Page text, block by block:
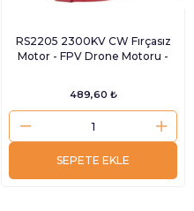
RS2205 2300KV CW Fırçasız
Motor - FPV Drone Motoru -
489,60 ₺
SEPETE EKLE